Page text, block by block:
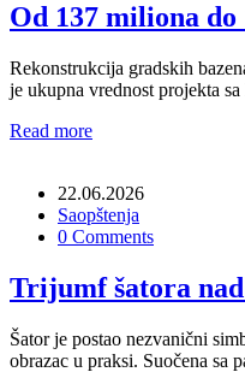
Od 137 miliona
Rekonstrukcija gradskih
je ukupna vrednost projekta
Read more
22.06.2026
Saopštenja
0 Comments
Trijumf šatora
Šator je postao nezvanični
obrazac u praksi. Suočena